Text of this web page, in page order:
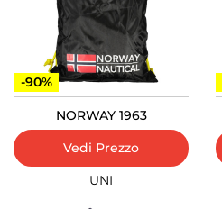
-90%
NORWAY 1963
Vedi Prezzo
UNI